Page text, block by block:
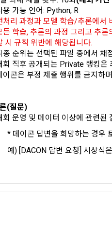
"회원"에게 사전 통지 후 당해 "
않거나, 전항에 따라 시행일 이
제 4 조 (약관의 해석)
1. 이 약관에서 규정하지 않은
업법, 정보통신망이용촉진등에
전자거래기본법, 전자금융거래
제 5 조 (이용계약의 성립)
1. "회원"이 이용신청(회원가입
계약이 성립된다.
간주한다.
수 있다. "회원"은 본인인증에
데이콘 내의 개별 서비스 이용,
보 수집이 발생할 수 있습니다.
자에게 ‘수집하는 개인정보 항
리고 동의를 받습니다.
2) 데이콘 인재풀 등록 시 수집
사용 경험, 프로젝트 또는 대회
선택 항목: 프로젝트 또는 대
Linkedin 등) ,영상, ppt
용 가능 언어: Python, R
처리 과정과 모델 학습/추론에서
든 학습, 추론의 과정 그리고 추
시 규칙 위반에 해당됩니다.
종 순위는 선택된 파일 중에서 채
회 직후 공개되는 Private 랭킹은
이콘은 부정 제출 행위를 금지하
(질문)
회 운영 및 데이터 이상에 관련된
* 데이콘 답변을 희망하는 경
예) [DACON 답변 요청] 시상식